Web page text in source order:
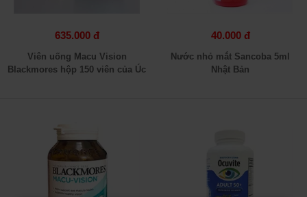
635.000 đ
Viên uống Macu Vision
Blackmores hộp 150 viên của Úc
40.000 đ
Nước nhỏ mắt Sancoba 5ml
Nhật Bản